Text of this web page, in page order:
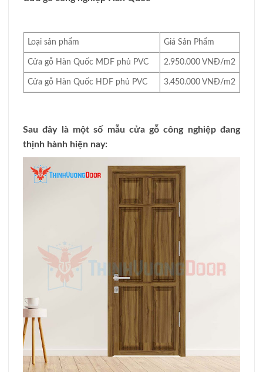
Loại sản phẩm Giá Sản Phẩm
Cửa gỗ Hàn Quốc MDF phủ PVC 2.950.000 VNĐ/m2
Cửa gỗ Hàn Quốc HDF phủ PVC 3.450.000 VNĐ/m2
Sau đây là một số mẫu cửa gỗ công nghiệp đang
thịnh hành hiện nay: